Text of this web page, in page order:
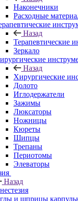
Наконечники
Расходные
Назад
Терапевтические
Зеркало
Назад
Хирургические
Долото
Иглодержатели
Зажимы
Люксаторы
Ножницы
Кюреты
Шипцы
Трепаны
Периотомы
Элеваторы
Назад
и шприцы